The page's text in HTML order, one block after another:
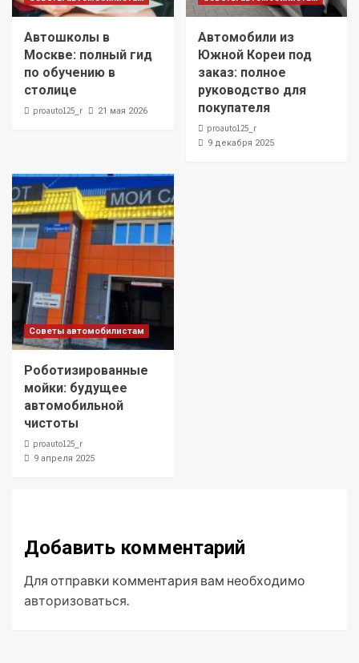
Автошколы в
Москве: полный гид
по обучению в
столице
proauto125_r 21 мая 2026
Автомобили из
Южной Кореи под
заказ: полное
руководство для
покупателя
proauto125_r
9 декабря 2025
Советы автомобилистам
Роботизированные
мойки: будущее
автомобильной
чистоты
proauto125_r
9 апреля 2025
Добавить комментарий
Для отправки комментария вам необходимо
авторизоваться